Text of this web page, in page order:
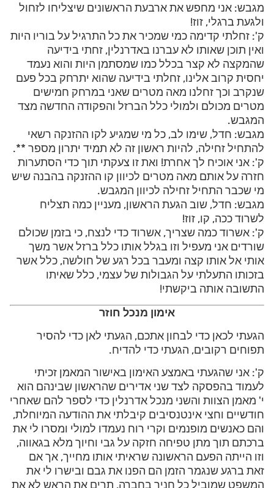
מגבש: אני מחפש את ארבעת הראשונים שיצליחו לזחול
ולגעת ברגלי, זוז!
ק': זחלתי קדימה כמי שמכיר את כל התרגיל על בוריו היות
ואין תוכן שאותו לא עברנו באדרנלין, זחתי בידיעה
שהמקצה לא קצר בכלל כמו שמסתמן היות והוא נעמד
יחסית קרוב אלינו, זחלתי בידיעה שהוא יתרחק בכל פעם
שנקרב וכך זחלנו מאה מטרים שאני במרחק חמישים
מטרים מכולם ולמולי כלל הברזל והפקודה החדשה מצד
המגבש.
מגבש: חדל, שימו לב, כל מי שמגיע לקו ההזנקה רשאי
להתחיל זחילה, להיות ראשון זה לא תמיד יתרון מספר **.
ק': אני אוכיח לך אחרת! ואת זו צעקתי תוך כדי הסתערות
חזרה על אותם מאה מטרים לכיוון קו ההזנקה בהבנה שיש
מי שכבר התחיל זחילה לכיוון המגבש.
מגבש: חדל, שוב הגעת הראשון, מעניין כמה תצליח
לשרוד ככה, קו, זוז!
ק': אשרוד כמה שצריך, אשרוד כדי לנצח, כי בזמן שכולם
שורדים אני מעפיל וזו בגלל אותו כלל ברזל אשר משך
אותי אל אותו קצה ומעבר בכל רגע של חולשה, כלל אשר
בזכותו התעלתי על הגבולות של עצמי, כלל שאיתו
התשובה אותה ביקשתי!
אימון מנכל חוזר
הגעתי לכאן כדי לבחון אתכם, הגעתי לאן כדי להסיר
תפוחים רקובים, הגעתי כדי להדיח.
ק': אני שהגעתי באמצע האימון באישור המאמן זכיתי
לעמוד בהפסקה לצד שני אדירים שהראשון שבינהם הוא
י' מאמן הצוות והשני מנכל אדרנלין כדי לספר להם שאחרי
חודשיים וחצי אינטנסיבים קיבלתי את ההודעה המיוחלת,
והם כאנשים מופנמים וקרי רוח נעמדו למולי ומסרו לי את
ברכתם תוך מתן טפיחה חזקה על גבי וחיוך מלא בגאווה,
וזו הייתה הפעם הראשונה שראיתי אותו מחייך, אך אם
זאת ברגע שנגמר הזמן הם הפנו את גבם ובישרו לי את
המשפט שמוביל כל חניך בחברה, תרים את הראש לא את